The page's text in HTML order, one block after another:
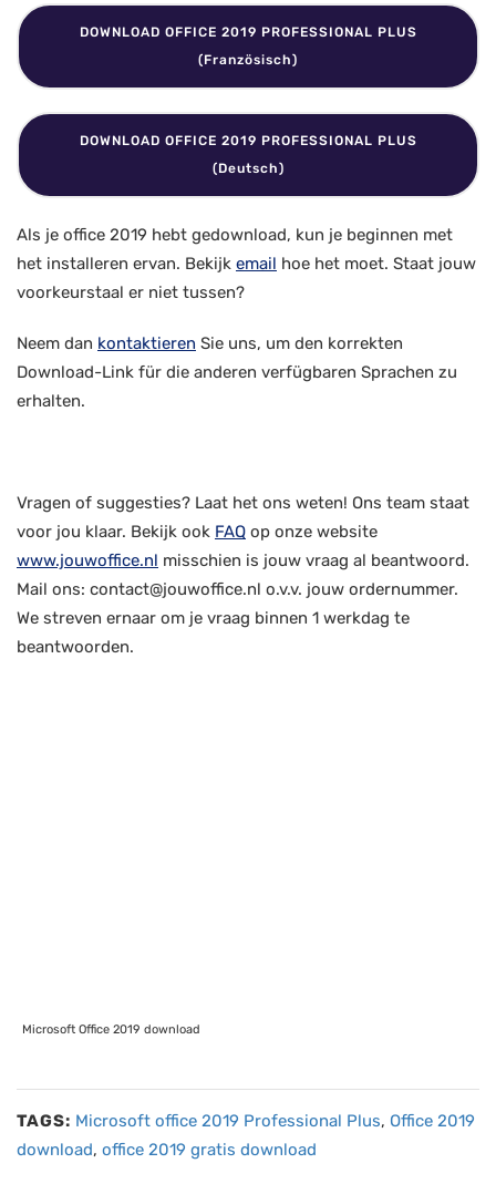
DOWNLOAD OFFICE 2019 PROFESSIONAL PLUS
(Französisch)
DOWNLOAD OFFICE 2019 PROFESSIONAL PLUS
(Deutsch)
Als je office 2019 hebt gedownload, kun je beginnen met
het installeren ervan. Bekijk email hoe het moet. Staat jouw
voorkeurstaal er niet tussen?
Neem dan kontaktieren Sie uns, um den korrekten
Download-Link für die anderen verfügbaren Sprachen zu
erhalten.
Vragen of suggesties? Laat het ons weten! Ons team staat
voor jou klaar. Bekijk ook FAQ op onze website
www.jouwoffice.nl misschien is jouw vraag al beantwoord.
Mail ons: contact@jouwoffice.nl o.v.v. jouw ordernummer.
We streven ernaar om je vraag binnen 1 werkdag te
beantwoorden.
Microsoft Office 2019 download
TAGS: Microsoft office 2019 Professional Plus, Office 2019
download, office 2019 gratis download